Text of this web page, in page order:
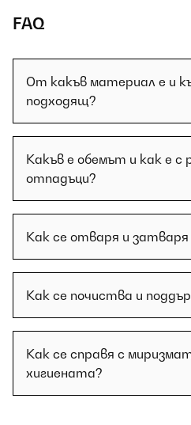
FAQ
От какъв материал е и
подходящ?
Какъв е обемът и как е с
отпадъци?
Как се отваря и
Как се почиства и
Как се справя с
хигиената?